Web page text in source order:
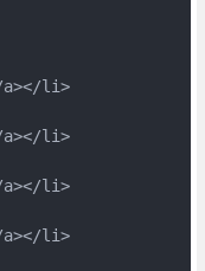
a></li>
a></li>
a></li>
a></li>